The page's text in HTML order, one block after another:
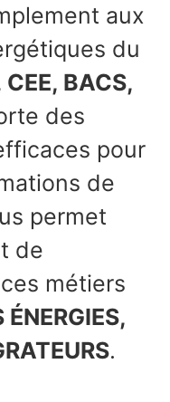
aux
du
BACS,
des
pour
de
permet
de
métiers
ÉNERGIES,
.